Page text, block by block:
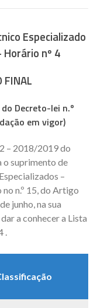
Especializado
Horário nº 4
FINAL
Decreto-lei n.º
em vigor)
– 2018/2019 do
o suprimento de
–
n.º 15, do Artigo
junho, na sua
a conhecer a Lista
.